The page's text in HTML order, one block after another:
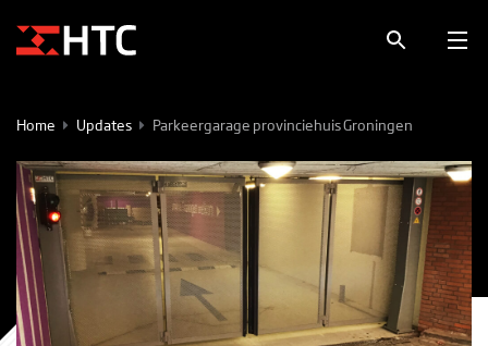
Home Updates Parkeergarage provinciehuis Groningen